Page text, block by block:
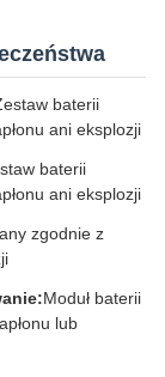
baterii
ani eksplozji
baterii
ani eksplozji
zgodnie z
Moduł baterii
lub